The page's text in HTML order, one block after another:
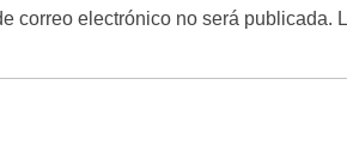
correo electrónico no será publicada.